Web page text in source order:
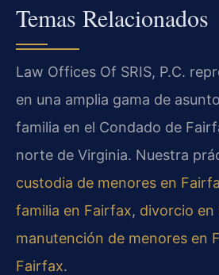
Temas Relacionados
Law Offices Of SRIS, P.C.
en una amplia gama de
familia en el Condado de
norte de Virginia. Nuestra
custodia de menores en
familia en Fairfax, divorcio en
manutención de menores en
Fairfax.